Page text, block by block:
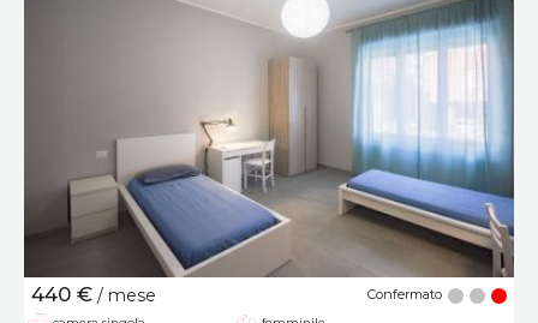
440 € / mese Confermato